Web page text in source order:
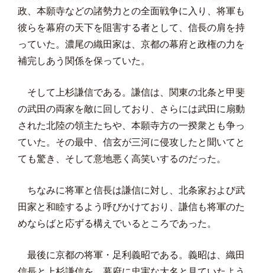
政、本願寺などの諸勢力との全面戦争に入り、将軍も
彼らを幕府の天下を阻害する者として、信長の肩を持
っていた。濃尾の織田家は、京都の幕府と政権の力を
補完しあう関係を保っていた。
そして上杉謙信である。謙信は、関東の北条と甲斐
の武田の両家を敵に回しており、さらには武田に扇動
された北陸の領主たちや、本願寺方の一揆衆とも争っ
ていた。その最中、信玄が三河に侵攻したと聞いてと
ても驚き、そして意地悪く高笑いするのだった。
ちなみに将軍と信長は謙信に対し、北条家および武
田家と和睦するよう呼びかけており、謙信も将軍のた
めならばと応ずる構えでいるところであった。
最後に京都の将軍・足利義昭である。義昭は、織田